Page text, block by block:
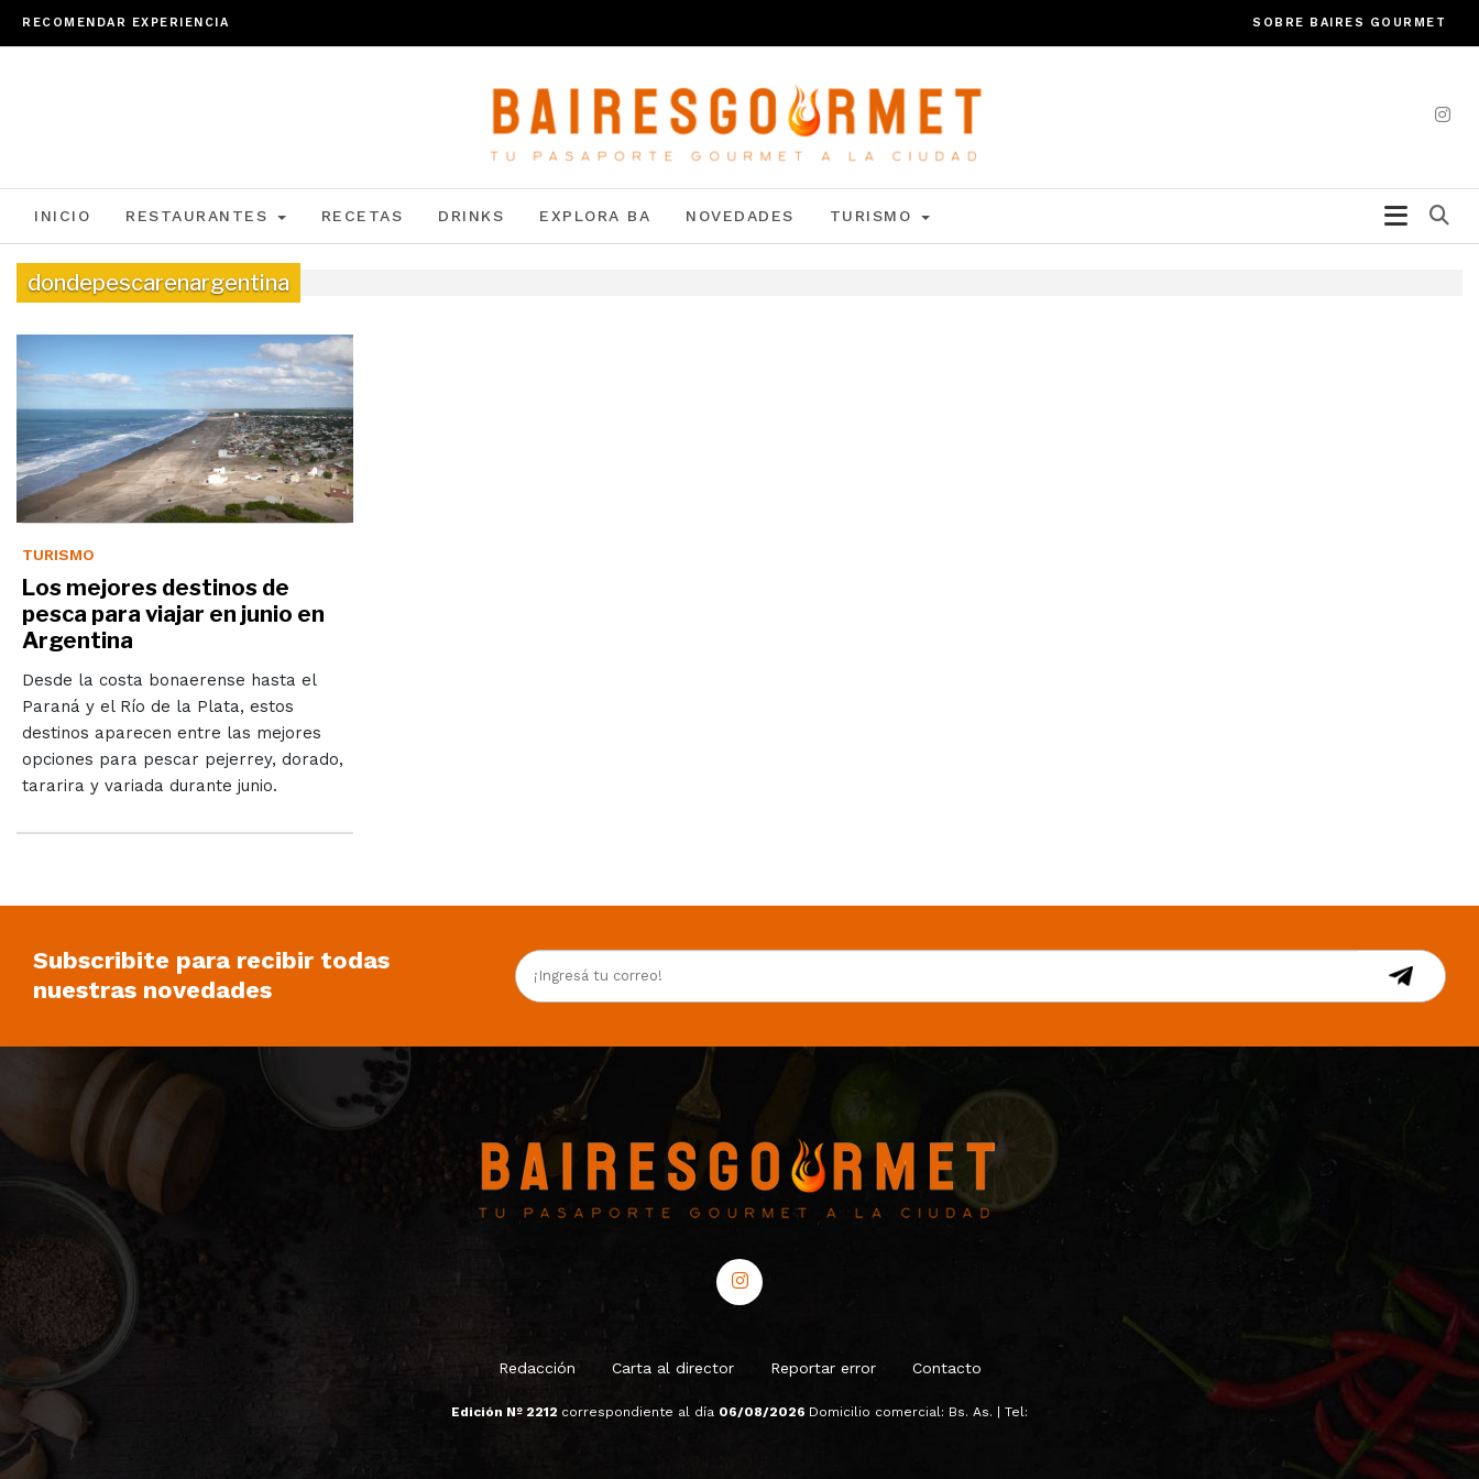
RECOMENDAR EXPERIENCIA SOBRE BAIRES GOURMET
INICIO RESTAURANTES RECETAS DRINKS EXPLORA BA NOVEDADES TURISMO
dondepescarenargentina
TURISMO
Los mejores destinos de
pesca para viajar en junio en
Argentina
Desde la costa bonaerense hasta el
Paraná y el Río de la Plata, estos
destinos aparecen entre las mejores
opciones para pescar pejerrey, dorado,
tararira y variada durante junio.
Subscribite para recibir todas
nuestras novedades
Redacción Carta al director Reportar error Contacto
Edición Nº 2212 correspondiente al día 06/08/2026 Domicilio comercial: Bs. As. | Tel: